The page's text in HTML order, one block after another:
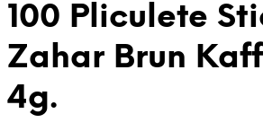
100 Pliculete
Zahar Brun
4g.